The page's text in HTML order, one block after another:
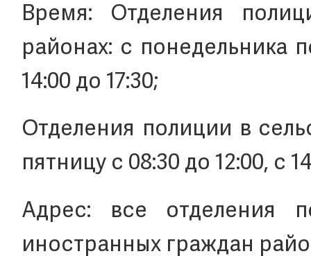
Время: Отделения
районах: с понедельника
14:00 до 17:30;
Отделения полиции в
пятницу с 08:30 до 12:00, с
Адрес: все отделения
иностранных граждан